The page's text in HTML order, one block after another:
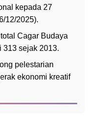
kepada 27
12/2025).
Cagar Budaya
313 sejak 2013.
pelestarian
ekonomi kreatif